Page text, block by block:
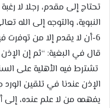
تحتاج إلى مقدم، رجلا لا
النبوية، والتوجه إلى الله
6-أن لا يقدم إلا من توفرت
قال في البغية: “ثم إن
تشترط فيه الأهلية على
الإذن عندنا في تلقين
يفهمه من لا علم عنده،